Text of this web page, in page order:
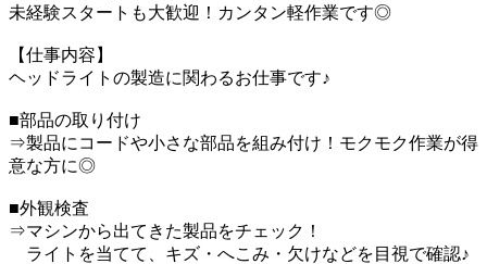
未経験スタートも大歓迎！カンタン軽作業です◎
【仕事内容】
ヘッドライトの製造に関わるお仕事です♪
■部品の取り付け
⇒製品にコードや小さな部品を組み付け！モクモク作業が得
意な方に◎
■外観検査
⇒マシンから出てきた製品をチェック！
ライトを当てて、キズ・へこみ・欠けなどを目視で確認♪